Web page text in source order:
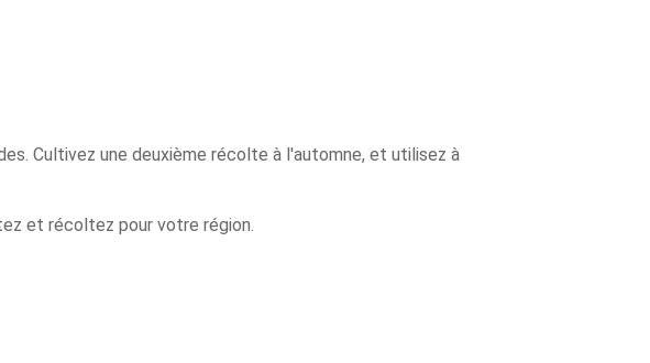
Cultivez une deuxième récolte à l'automne, et utilisez à
et récoltez pour votre région.